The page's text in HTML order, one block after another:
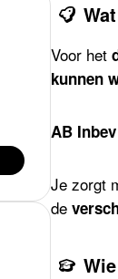
Voor het
kunnen
AB Inbev
Je zorgt
de